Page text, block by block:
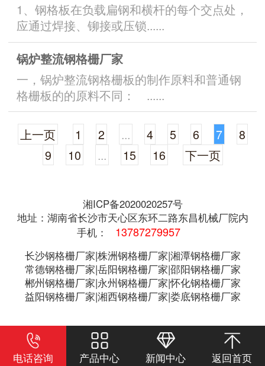
1、钢格板在负载扁钢和横杆的每个交点处，
应通过焊接、铆接或压锁......
锅炉整流钢格栅厂家
一，锅炉整流钢格栅板的制作原料和普通钢
格栅板的的原料不同： ......
上一页 1 2 ... 4 5 6 7
8
9
10 ... 15 16 下一页
湘ICP备2020020257号
地址：湖南省长沙市天心区东环二路东昌机械厂院内
手机：
13787279957
长沙钢格栅厂家|株洲钢格栅厂家|湘潭钢格栅厂家
常德钢格栅厂家|岳阳钢格栅厂家|邵阳钢格栅厂家
郴州钢格栅厂家|永州钢格栅厂家|怀化钢格栅厂家
益阳钢格栅厂家|湘西钢格栅厂家|娄底钢格栅厂家
电话咨询 产品中心 新闻中心 返回首页